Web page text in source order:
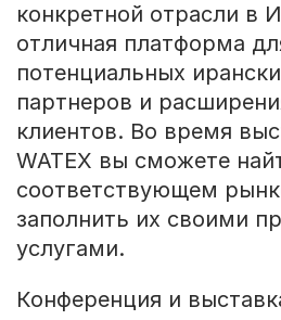
конкретной отрасли в
отличная платформа
потенциальных
партнеров и
клиентов. Во время
WATEX вы сможете
соответствующем
заполнить их своими
услугами.
Конференция и